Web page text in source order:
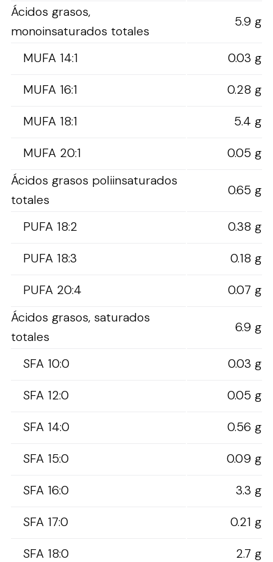
Ácidos grasos,
monoinsaturados totales
5.9 g
MUFA 14:1
0.03 g
MUFA 16:1
0.28 g
MUFA 18:1
5.4 g
MUFA 20:1
0.05 g
Ácidos grasos poliinsaturados
totales
0.65 g
PUFA 18:2
0.38 g
PUFA 18:3
0.18 g
PUFA 20:4
0.07 g
Ácidos grasos, saturados
totales
6.9 g
SFA 10:0
0.03 g
SFA 12:0
0.05 g
SFA 14:0
0.56 g
SFA 15:0
0.09 g
SFA 16:0
3.3 g
SFA 17:0
0.21 g
SFA 18:0
2.7 g